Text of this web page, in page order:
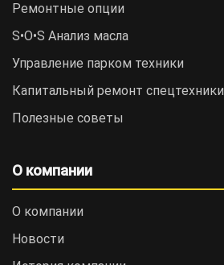
Ремонтные опции
S•O•S Анализ масла
Управление парком техники
Капитальный ремонт спецтехники
Полезные советы
О компании
О компании
Новости